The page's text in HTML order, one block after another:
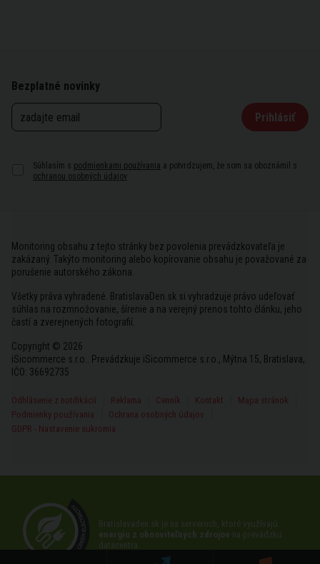
Bezplatné novinky
Prihlásiť
Súhlasím s podmienkami používania a potvrdzujem, že som sa oboznámil s
ochranou osobných údajov
Monitoring obsahu z tejto stránky bez povolenia prevádzkovateľa je
zakázaný. Takýto monitoring alebo kopírovanie obsahu je považované za
porušenie autorského zákona.
Všetky práva vyhradené. BratislavaDen.sk si vyhradzuje právo udeľovať
súhlas na rozmnožovanie, šírenie a na verejný prenos tohto článku, jeho
častí a zverejnených fotografií.
Copyright © 2026
iSicommerce s.r.o.. Prevádzkuje iSicommerce s.r.o., Mýtna 15, Bratislava,
IČO: 36692735
Odhlásenie z notifikácií Reklama Cenník Kontakt
Mapa stránok
Podmienky používania
Ochrana osobných údajov
GDPR - Nastavenie sukromia
Bratislavaden.sk je na serveroch, ktoré využívajú
energiu z obnoviteľných zdrojov na prevádzku
datacentra.